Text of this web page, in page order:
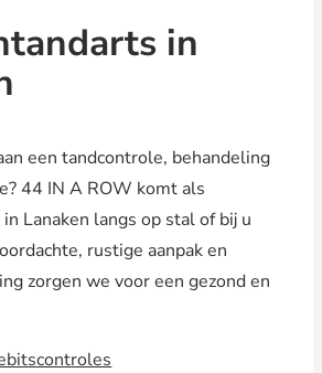
in
een tandcontrole, behandeling
44 IN A ROW komt als
Lanaken langs op stal of bij u
rustige aanpak en
zorgen we voor een gezond en